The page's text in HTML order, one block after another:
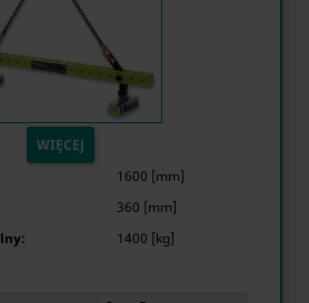
WIĘCEJ
1600 [mm]
360 [mm]
1400 [kg]